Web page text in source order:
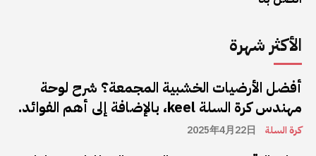
الأكثر شهرة
أفضل الأرضيات الخشبية المجمعة؟ شرح لوحة
مهندس كرة السلة keel، بالإضافة إلى أهم الفوائد.
كرة السلة 2025年4月22日